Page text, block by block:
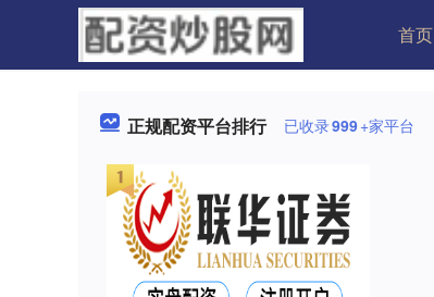
首页
正规配资平台排行 已收录999+家平台